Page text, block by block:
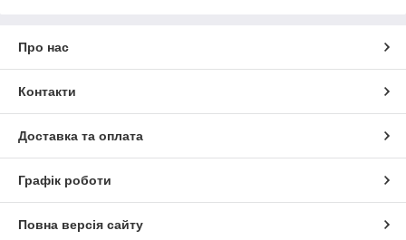
Про нас
Контакти
Доставка та оплата
Графік роботи
Повна версія сайту